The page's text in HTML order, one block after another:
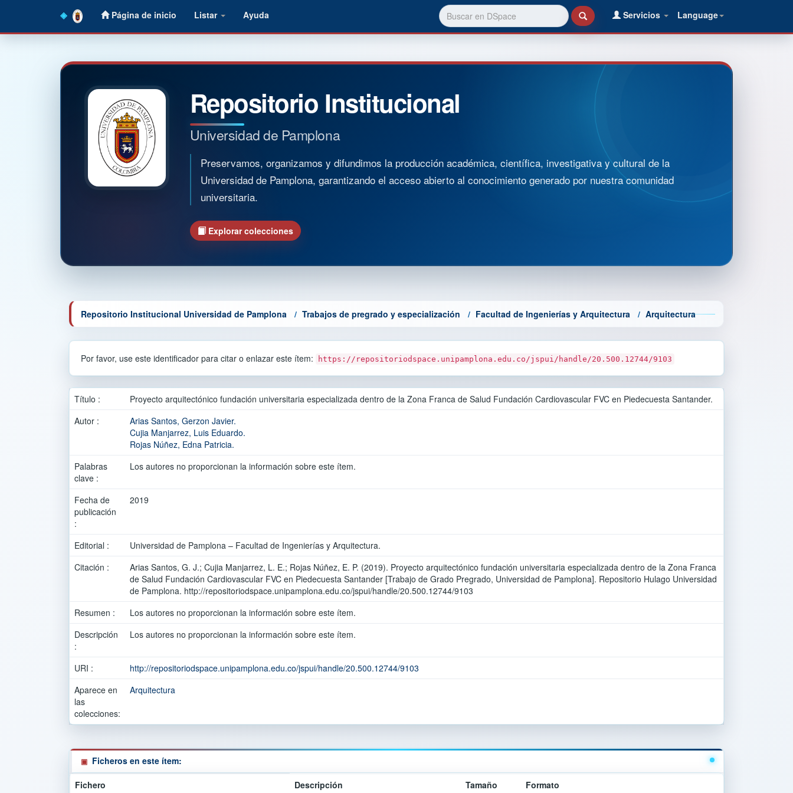
Página de inicio Listar Ayuda Language
Servicios
Repositorio Institucional
Universidad de Pamplona
Preservamos, organizamos y difundimos la producción académica, científica, investigativa y cultural de la
Universidad de Pamplona, garantizando el acceso abierto al conocimiento generado por nuestra comunidad
universitaria.
Explorar colecciones
Repositorio Institucional Universidad de Pamplona Trabajos de pregrado y especialización Facultad de Ingenierías y Arquitectura Arquitectura
Por favor, use este identificador para citar o enlazar este ítem: https://repositoriodspace.unipamplona.edu.co/jspui/handle/20.500.12744/9103
Título :
Proyecto arquitectónico fundación universitaria especializada dentro de la Zona Franca de Salud Fundación Cardiovascular FVC en Piedecuesta Santander.
Autor :
Arias Santos, Gerzon Javier.
Cujia Manjarrez, Luis Eduardo.
Rojas Núñez, Edna Patricia.
Palabras
clave :
Los autores no proporcionan la información sobre este ítem.
Fecha de
publicación
:
2019
Editorial :
Universidad de Pamplona – Facultad de Ingenierías y Arquitectura.
Citación :
Arias Santos, G. J.; Cujia Manjarrez, L. E.; Rojas Núñez, E. P. (2019). Proyecto arquitectónico fundación universitaria especializada dentro de la Zona Franca
de Salud Fundación Cardiovascular FVC en Piedecuesta Santander [Trabajo de Grado Pregrado, Universidad de Pamplona]. Repositorio Hulago Universidad
de Pamplona. http://repositoriodspace.unipamplona.edu.co/jspui/handle/20.500.12744/9103
Resumen :
Los autores no proporcionan la información sobre este ítem.
Descripción
:
Los autores no proporcionan la información sobre este ítem.
URI :
http://repositoriodspace.unipamplona.edu.co/jspui/handle/20.500.12744/9103
Aparece en
las
colecciones:
Arquitectura
Ficheros en este ítem:
Fichero Descripción Tamaño Formato